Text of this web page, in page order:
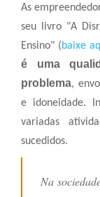
As
seu livro "A
Ensino" (baixe
é uma
problema,
e idoneidade.
variadas
sucedidos.
Na